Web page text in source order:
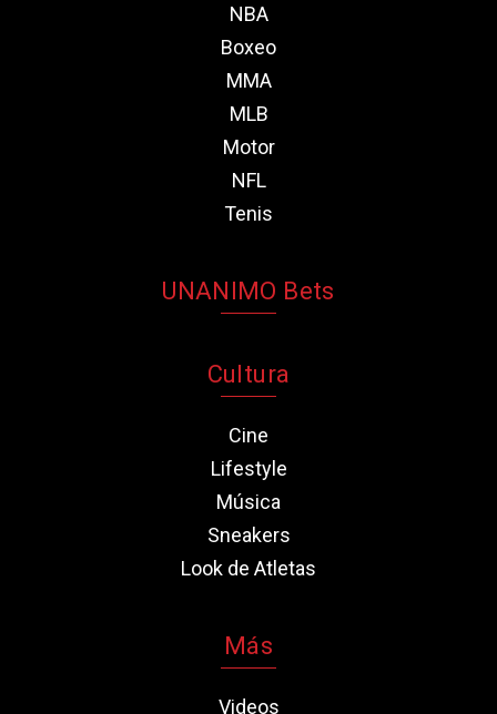
NBA
Boxeo
MMA
MLB
Motor
NFL
Tenis
UNANIMO Bets
Cultura
Cine
Lifestyle
Música
Sneakers
Look de Atletas
Más
Videos